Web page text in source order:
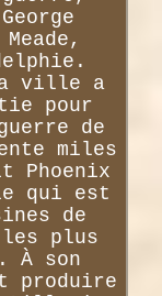
ville a
pour
de
miles
Phoenix
qui est
de
plus
À son
produire